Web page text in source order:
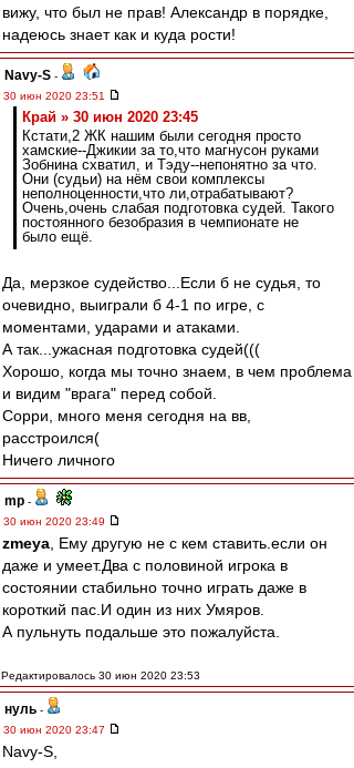
вижу, что был не прав! Александр в порядке,
надеюсь знает как и куда рости!
Navy-S -
30 июн 2020 23:51
Край » 30 июн 2020 23:45
Кстати,2 ЖК нашим были сегодня просто
хамские--Джикии за то,что магнусон руками
Зобнина схватил, и Тэду--непонятно за что.
Они (судьи) на нём свои комплексы
неполноценности,что ли,отрабатывают?
Очень,очень слабая подготовка судей. Такого
постоянного безобразия в чемпионате не
было ещё.
Да, мерзкое судейство...Если б не судья, то
очевидно, выиграли б 4-1 по игре, с
моментами, ударами и атаками.
А так...ужасная подготовка судей(((
Хорошо, когда мы точно знаем, в чем проблема
и видим "врага" перед собой.
Сорри, много меня сегодня на вв,
расстроился(
Ничего личного
mp -
30 июн 2020 23:49
zmeya , Ему другую не с кем ставить.если он
даже и умеет.Два с половиной игрока в
состоянии стабильно точно играть даже в
короткий пас.И один из них Умяров.
А пульнуть подальше это пожалуйста.
Редактировалось 30 июн 2020 23:53
нуль -
30 июн 2020 23:47
Navy-S,